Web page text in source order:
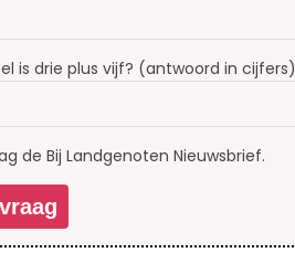
is drie plus vijf? (antwoord in cijfers)
de Bij Landgenoten Nieuwsbrief.